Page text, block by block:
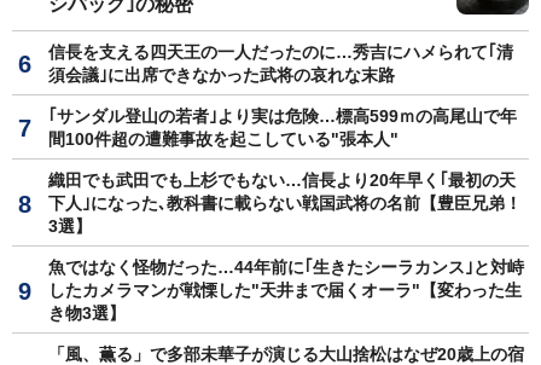
シパック｣の秘密
信長を支える四天王の一人だったのに…秀吉にハメられて｢清
須会議｣に出席できなかった武将の哀れな末路
｢サンダル登山の若者｣より実は危険…標高599ｍの高尾山で年
間100件超の遭難事故を起こしている"張本人"
織田でも武田でも上杉でもない…信長より20年早く｢最初の天
下人｣になった､教科書に載らない戦国武将の名前【豊臣兄弟！
3選】
魚ではなく怪物だった…44年前に｢生きたシーラカンス｣と対峙
したカメラマンが戦慄した"天井まで届くオーラ"【変わった生
き物3選】
「風、薫る」で多部未華子が演じる大山捨松はなぜ20歳上の宿